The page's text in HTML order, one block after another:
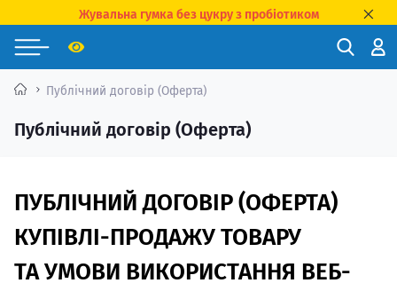
Жувальна гумка без цукру з пробіотиком
Публічний договір (Оферта)
Публічний договір (Оферта)
ПУБЛІЧНИЙ ДОГОВІР (ОФЕРТА)
КУПІВЛІ-ПРОДАЖУ ТОВАРУ
ТА УМОВИ ВИКОРИСТАННЯ ВЕБ-